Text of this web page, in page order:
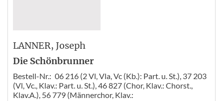
LANNER, Joseph
Die Schönbrunner
Bestell-Nr.: 06 216 (2 Vl, Vla, Vc (Kb.): Part. u. St.), 37 203
(Vl, Vc., Klav.: Part. u. St.), 46 827 (Chor, Klav.: Chorst.,
Klav.A.), 56 779 (Männerchor, Klav.: